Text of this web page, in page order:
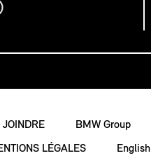
JOINDRE BMW Group
LÉGALES English